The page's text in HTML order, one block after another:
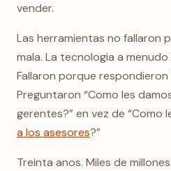
vender.
Las herramientas no fallaron
mala. La tecnologia a
Fallaron porque
Preguntaron “Como les
gerentes?” en vez de “Como
a los asesores?”
Treinta anos. Miles de